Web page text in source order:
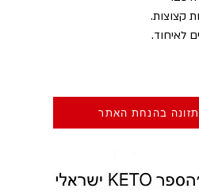
קצוצות.
לאיחוד.
בהנחת האתר